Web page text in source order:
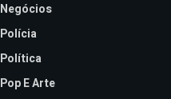
Negócios
Polícia
Política
Pop E Arte